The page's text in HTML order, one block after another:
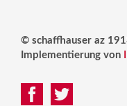
© schaffhauser az
Implementierung von